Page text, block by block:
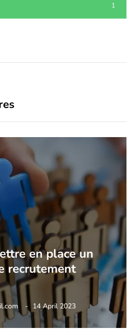
1
en place un
recrutement
14 April 2023